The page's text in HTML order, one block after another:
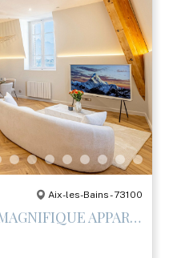
Aix-les-Bains - 73100
EN EXCLUSIVITÉ – MAGNIFIQUE APPARTEMENT T2 RÉNOVÉ AVEC PRESTATIONS HAUT DE GAMME